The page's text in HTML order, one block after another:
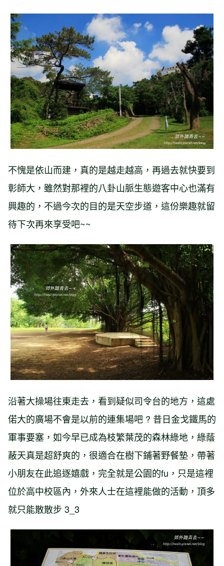
不愧是依山而建，真的是越走越高，再過去就快要到
彰師大，雖然對那裡的八卦山脈生態遊客中心也滿有
興趣的，不過今次的目的是天空步道，這份樂趣就留
待下次再來享受吧~~
沿著大操場往東走去，看到疑似司令台的地方，這處
偌大的廣場不會是以前的連集場吧 ? 昔日金戈鐵馬的
軍事要塞，如今早已成為枝繁葉茂的森林綠地，綠蔭
蔽天真是超舒爽的，很適合在樹下鋪著野餐墊，帶著
小朋友在此追逐嬉戲，完全就是公園的fu，只是這裡
位於高中校區內，外來人士在這裡能做的活動，頂多
就只能散散步 3_3